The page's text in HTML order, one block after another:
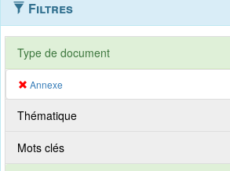
Filtres
Type de document
Annexe
Thématique
Mots clés